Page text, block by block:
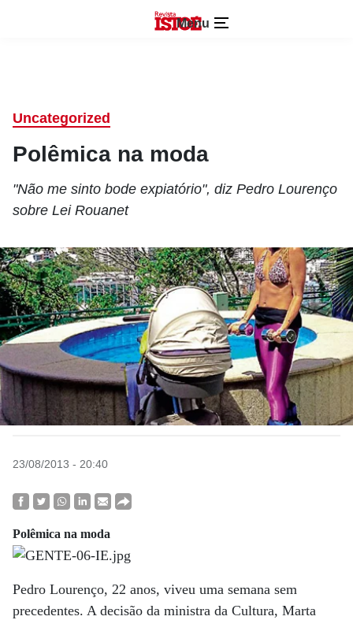
Menu
Uncategorized
Polêmica na moda
"Não me sinto bode expiatório", diz Pedro Lourenço
sobre Lei Rouanet
23/08/2013 - 20:40
Polêmica na moda
Pedro Lourenço, 22 anos, viveu uma semana sem
precedentes. A decisão da ministra da Cultura, Marta